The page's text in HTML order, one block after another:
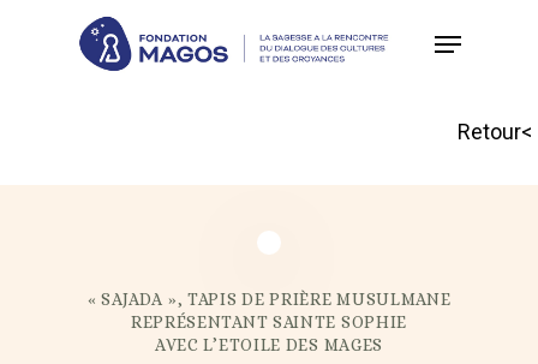
Retour<
« SAJADA », TAPIS DE PRIÈRE MUSULMANE
REPRÉSENTANT SAINTE SOPHIE
AVEC L’ETOILE DES MAGES